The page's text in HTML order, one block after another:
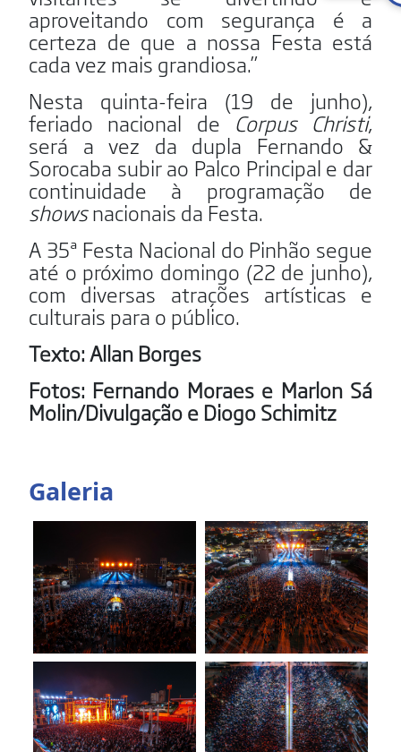
aproveitando com segurança é a
certeza de que a nossa Festa está
cada vez mais grandiosa.”
Nesta quinta-feira (19 de junho),
feriado nacional deCorpus Christi,
será a vez da dupla Fernando &
Sorocaba subir ao Palco Principal e dar
continuidade à programação de
showsnacionais da Festa.
A 35ª Festa Nacional do Pinhão segue
até o próximo domingo (22 de junho),
com diversas atrações artísticas e
culturais para o público.
Texto: Allan Borges
Fotos: Fernando Moraes e Marlon Sá
Molin/Divulgação e Diogo Schimitz
Galeria